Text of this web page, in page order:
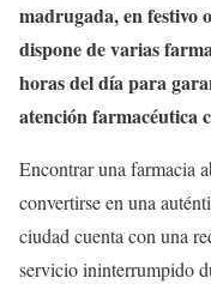
madrugada, en festivo
dispone de varias
horas del día para
atención farmacéutica
Encontrar una farmacia
convertirse en una
ciudad cuenta con una
servicio ininterrumpido